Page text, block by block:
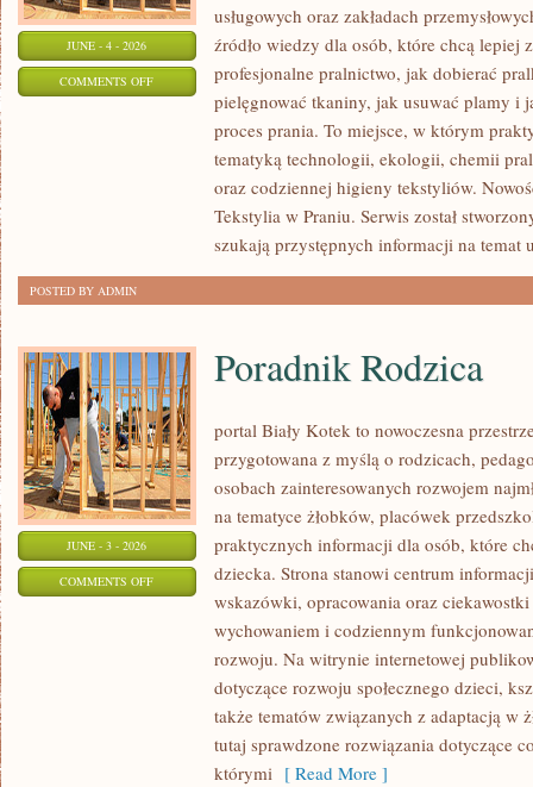
JUNE - 4 - 2026
COMMENTS OFFON
URZĄDZENIA
PRALNICZE
usługowych oraz zakładach
źródło wiedzy dla osób, które chcą lepiej
profesjonalne pralnictwo, jak dobierać
pielęgnować tkaniny, jak usuwać plamy i
proces prania. To miejsce, w którym
tematyką technologii, ekologii, chemii
oraz codziennej higieny tekstyliów.
Tekstylia w Praniu. Serwis został
szukają przystępnych informacji na temat
POSTED BY ADMIN
JUNE - 3 - 2026
COMMENTS OFFON
Poradnik Rodzica
portal Biały Kotek to nowoczesna
przygotowana z myślą o rodzicach,
osobach zainteresowanych rozwojem
na tematyce żłobków, placówek
praktycznych informacji dla osób, które
dziecka. Strona stanowi centrum
wskazówki, opracowania oraz
wychowaniem i codziennym
rozwoju. Na witrynie internetowej
dotyczące rozwoju społecznego dzieci,
także tematów związanych z adaptacją w
tutaj sprawdzone rozwiązania dotyczące
którymi [ Read More ]